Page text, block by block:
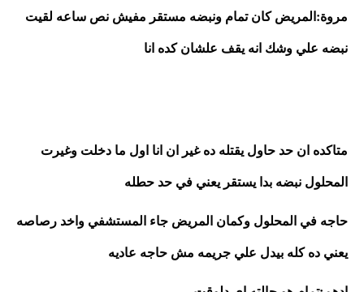
نبضه علي وشك انه يقف علشان كده انا
المحلول نبضه بدا يستقر يعني في حد حطله
يعني ده كله بيدل علي جريمه مش حاجه عاديه